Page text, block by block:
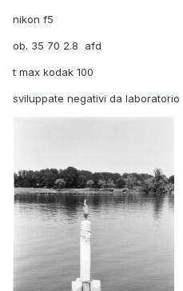
nikon f5
ob. 35 70 2.8 afd
t max kodak 100
sviluppate negativi da laboratorio